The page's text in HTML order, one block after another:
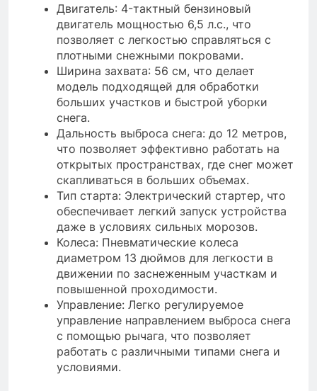
Двигатель: 4-тактный бензиновый
двигатель мощностью 6,5 л.с., что
позволяет с легкостью справляться с
плотными снежными покровами.
Ширина захвата: 56 см, что делает
модель подходящей для обработки
больших участков и быстрой уборки
снега.
Дальность выброса снега: до 12 метров,
что позволяет эффективно работать на
открытых пространствах, где снег может
скапливаться в больших объемах.
Тип старта: Электрический стартер, что
обеспечивает легкий запуск устройства
даже в условиях сильных морозов.
Колеса: Пневматические колеса
диаметром 13 дюймов для легкости в
движении по заснеженным участкам и
повышенной проходимости.
Управление: Легко регулируемое
управление направлением выброса снега
с помощью рычага, что позволяет
работать с различными типами снега и
условиями.